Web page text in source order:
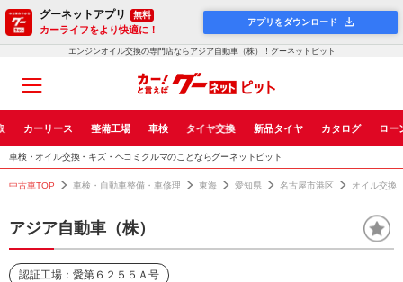
グーネットアプリ 無料
カーライフをより快適に！
アプリをダウンロード
エンジンオイル交換の専門店ならアジア自動車（株）！グーネットピット
カーリース 整備工場 車検 タイヤ交換 新品タイヤ カタログ ロー
車検・オイル交換・キズ・ヘコミクルマのことならグーネットピット
中古車TOP 車検・自動車整備・車修理 東海 愛知県 名古屋市港区 オイル交換
アジア自動車（株）
認証工場：愛第６２５５Ａ号